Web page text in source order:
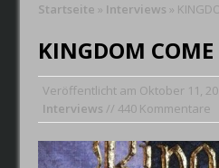
Farewell
die Band
Startseite » Interviews »
KINGDOM COME
Veröffentlicht am Oktober 11,
Interviews // 440 Kommentare